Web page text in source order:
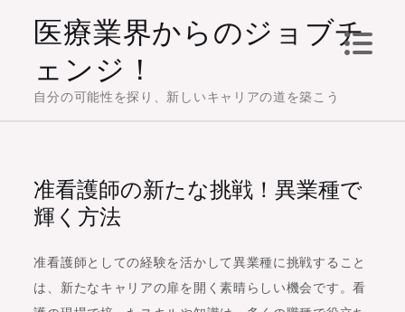
content
医療業界からのジョブチ
ェンジ！
自分の可能性を探り、新しいキャリアの道を築こう
准看護師の新たな挑戦！異業種で
輝く方法
准看護師としての経験を活かして異業種に挑戦すること
は、新たなキャリアの扉を開く素晴らしい機会です。看